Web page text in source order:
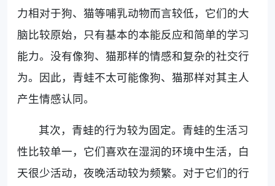
力相对于狗、猫等哺乳动物而言较低，它们的大
脑比较原始，只有基本的本能反应和简单的学习
能力。没有像狗、猫那样的情感和复杂的社交行
为。因此，青蛙不太可能像狗、猫那样对其主人
产生情感认同。
其次，青蛙的行为较为固定。青蛙的生活习
性比较单一，它们喜欢在湿润的环境中生活，白
天很少活动，夜晚活动较为频繁。对于它们的行